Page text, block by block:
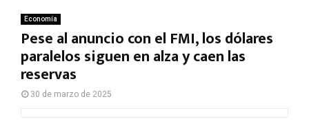
Economía
Pese al anuncio con el FMI, los dólares
paralelos siguen en alza y caen las
reservas
30 de marzo de 2025